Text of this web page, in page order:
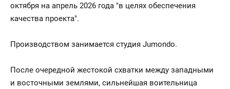
октября на апрель 2026 года "в целях обеспечения
качества проекта".
Производством занимается студия Jumondo.
После очередной жестокой схватки между западными
и восточными землями, сильнейшая воительница